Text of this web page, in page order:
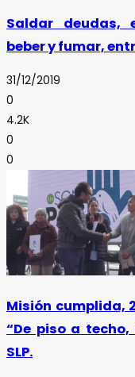
Saldar deudas,
beber y fumar,
31/12/2019
0
4.2K
0
0
Misión cumplida,
“De piso a
SLP.